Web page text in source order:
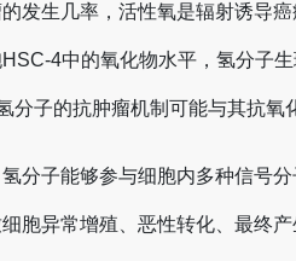
发生几率，活性氧是辐射诱导
4中的氧化物水平，氢分子
子的抗肿瘤机制可能与其抗氧
子能够参与细胞内多种信号分
胞异常增殖、恶性转化、最终